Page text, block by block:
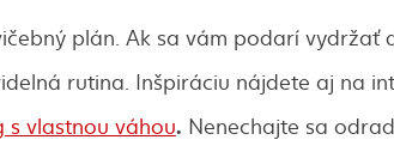
plán. Ak sa vám podarí vydržať
rutina. Inšpiráciu nájdete aj na
s vlastnou váhou. Nenechajte sa